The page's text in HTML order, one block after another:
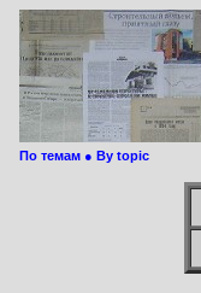
По темам ● By topic